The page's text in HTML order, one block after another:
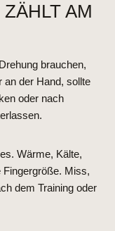
AM
brauchen,
an der Hand, sollte
oder nach
Wärme, Kälte,
Fingergröße. Miss,
dem Training oder